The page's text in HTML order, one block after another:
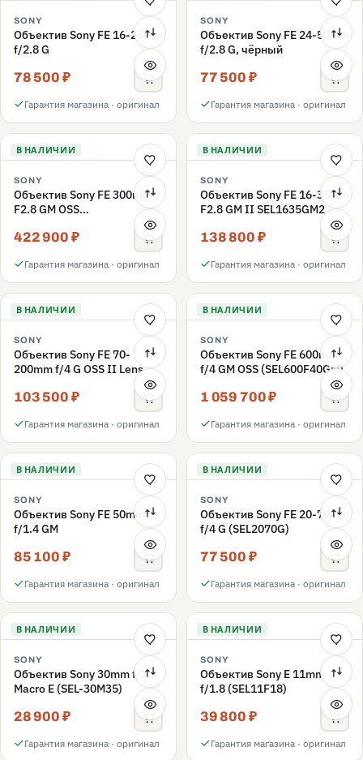
SONY
Объектив Sony FE 16-25mm
f/2.8 G
78 500 ₽
Гарантия магазина · оригинал
SONY
Объектив Sony FE 24-50mm
f/2.8 G, чёрный
77 500 ₽
Гарантия магазина · оригинал
В НАЛИЧИИ
SONY
Объектив Sony FE 300mm
F2.8 GM OSS
422 900 ₽
Гарантия магазина · оригинал
В НАЛИЧИИ
SONY
Объектив Sony FE 16-35mm
F2.8 GM II SEL1635GM2
138 800 ₽
Гарантия магазина · оригинал
В НАЛИЧИИ
SONY
Объектив Sony FE 70-
200mm f/4 G OSS II Lens
103 500 ₽
Гарантия магазина · оригинал
В НАЛИЧИИ
SONY
Объектив Sony FE 600mm
f/4 GM OSS (SEL600F40GM)
1 059 700 ₽
Гарантия магазина · оригинал
В НАЛИЧИИ
SONY
Объектив Sony FE 50mm
f/1.4 GM
85 100 ₽
Гарантия магазина · оригинал
В НАЛИЧИИ
SONY
Объектив Sony FE 20-70mm
f/4 G (SEL2070G)
77 500 ₽
Гарантия магазина · оригинал
В НАЛИЧИИ
SONY
Объектив Sony 30mm f/3.5
Macro E (SEL-30M35)
28 900 ₽
Гарантия магазина · оригинал
В НАЛИЧИИ
SONY
Объектив Sony E 11mm
f/1.8 (SEL11F18)
39 800 ₽
Гарантия магазина · оригинал